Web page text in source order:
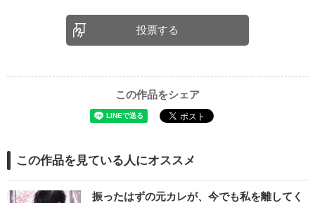
投票する
この作品をシェア
この作品を見ている人にオススメ
振ったはずの元カレが、今でも私を離してく